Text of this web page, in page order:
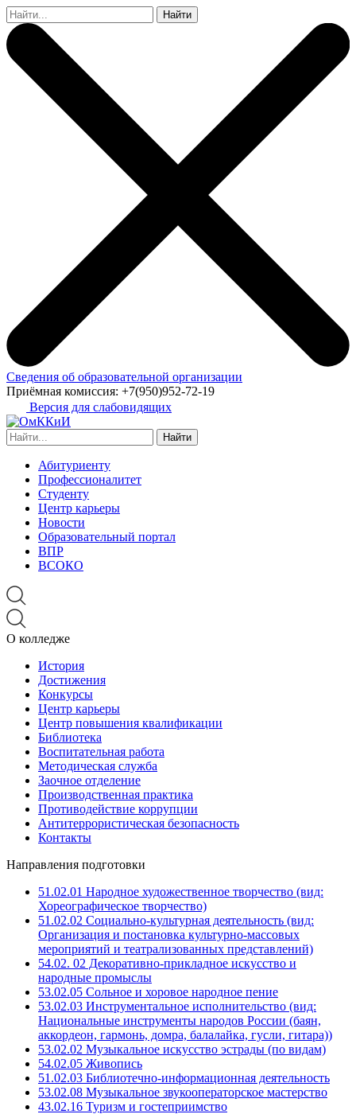
Найти:
Сведения об образовательной организации
Приёмная комиссия: +7(950)952-72-19
Версия для слабовидящих
Найти:
Абитуриенту
Профессионалитет
Студенту
Центр карьеры
Новости
Образовательный портал
ВПР
ВСОКО
О колледже
История
Достижения
Конкурсы
Центр карьеры
Центр повышения квалификации
Библиотека
Воспитательная работа
Методическая служба
Заочное отделение
Производственная практика
Противодействие коррупции
Антитеррористическая безопасность
Контакты
Направления подготовки
51.02.01 Народное художественное творчество (вид:
Хореографическое творчество)
51.02.02 Социально-культурная деятельность (вид:
Организация и постановка культурно-массовых
мероприятий и театрализованных представлений)
54.02. 02 Декоративно-прикладное искусство и
народные промыслы
53.02.05 Сольное и хоровое народное пение
53.02.03 Инструментальное исполнительство (вид:
Национальные инструменты народов России (баян,
аккордеон, гармонь, домра, балалайка, гусли, гитара))
53.02.02 Музыкальное искусство эстрады (по видам)
54.02.05 Живопись
51.02.03 Библиотечно-информационная деятельность
53.02.08 Музыкальное звукооператорское мастерство
43.02.16 Туризм и гостеприимство